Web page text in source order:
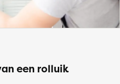
een rolluik